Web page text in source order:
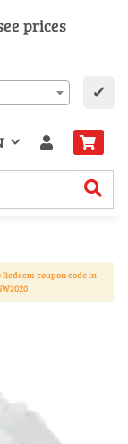
prices
✔
coupon code in